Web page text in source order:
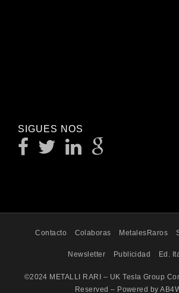
SIGUES NOS
Contacto Colaboras MetalesRaros
Newsletter Publicidad Ed.
©2024 METALLI RARI – UK Tesla Group
Reserved – Powered by